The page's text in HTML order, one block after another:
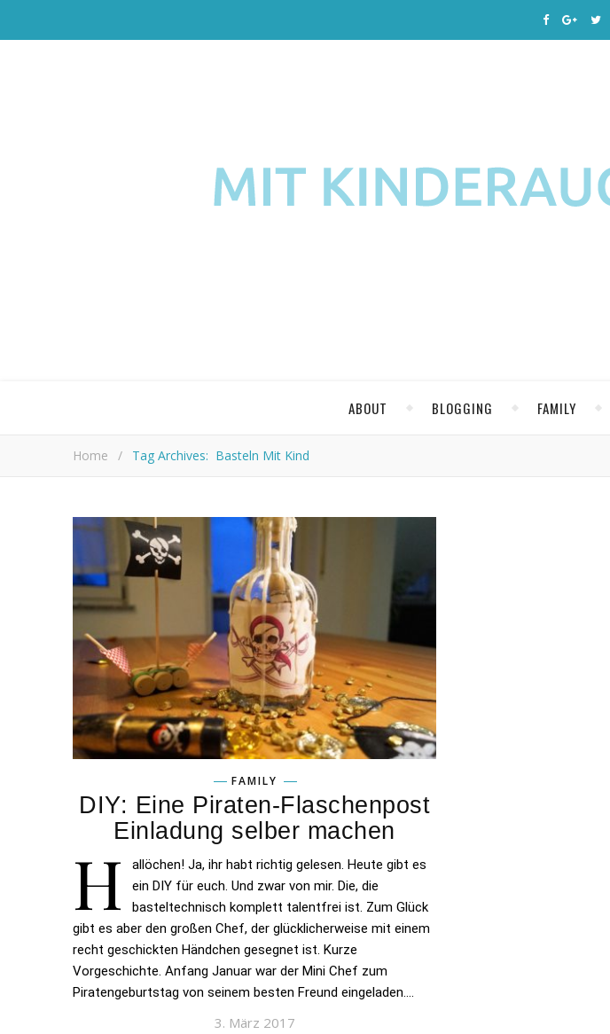
ABOUT BLOGGING FAMILY
Home / Tag Archives: Basteln Mit Kind
FAMILY
DIY: Eine Piraten-Flaschenpost
Einladung selber machen
H
allöchen! Ja, ihr habt richtig gelesen. Heute gibt es
ein DIY für euch. Und zwar von mir. Die, die
basteltechnisch komplett talentfrei ist. Zum Glück
gibt es aber den großen Chef, der glücklicherweise mit einem
recht geschickten Händchen gesegnet ist. Kurze
Vorgeschichte. Anfang Januar war der Mini Chef zum
Piratengeburtstag von seinem besten Freund eingeladen….
3. März 2017